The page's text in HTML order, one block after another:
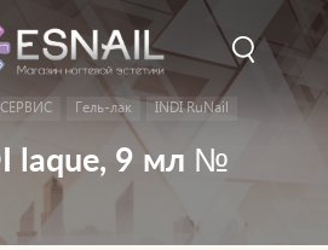
Гель-лак INDI RuNail
laque, 9 мл №